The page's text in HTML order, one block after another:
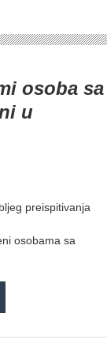
osoba sa
u
preispitivanja
osobama sa